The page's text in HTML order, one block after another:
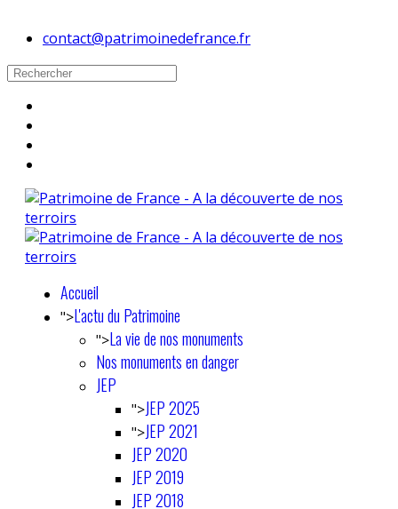
contact@patrimoinedefrance.fr
Accueil
">L'actu du Patrimoine
">La vie de nos monuments
Nos monuments en danger
JEP
">JEP 2025
">JEP 2021
JEP 2020
JEP 2019
JEP 2018